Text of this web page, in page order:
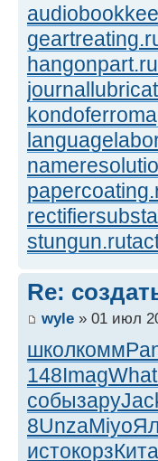
hangonpart.ru
stungun.ru
Re:
wyle » 01 июл
школкомм
148ImagWhat
собызару
8UnzaMiyo
истокорзКита